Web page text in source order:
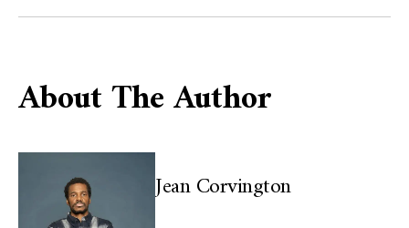
About The Author
Jean Corvington